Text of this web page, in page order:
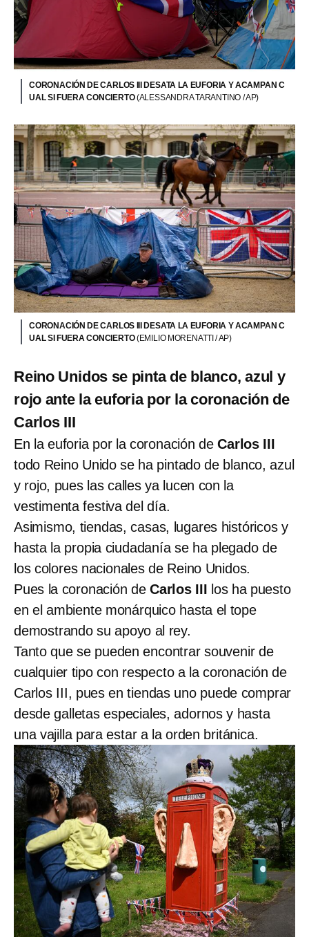
CORONACIÓN DE CARLOS III DESATA LA EUFORIA Y ACAMPAN C
UAL SI FUERA CONCIERTO(ALESSANDRA TARANTINO / AP)
CORONACIÓN DE CARLOS III DESATA LA EUFORIA Y ACAMPAN C
UAL SI FUERA CONCIERTO(EMILIO MORENATTI / AP)
Reino Unidos se pinta de blanco, azul y
rojo ante la euforia por la coronación de
Carlos III
En la euforia por la coronación deCarlos III
todo Reino Unido se ha pintado de blanco, azul
y rojo, pues las calles ya lucen con la
vestimenta festiva del día.
Asimismo, tiendas, casas, lugares históricos y
hasta la propia ciudadanía se ha plegado de
los colores nacionales de Reino Unidos.
Pues la coronación de Carlos III los ha puesto
en el ambiente monárquico hasta el tope
demostrando su apoyo al rey.
Tanto que se pueden encontrar souvenir de
cualquier tipo con respecto a la coronación de
Carlos III, pues en tiendas uno puede comprar
desde galletas especiales, adornos y hasta
una vajilla para estar a la orden británica.